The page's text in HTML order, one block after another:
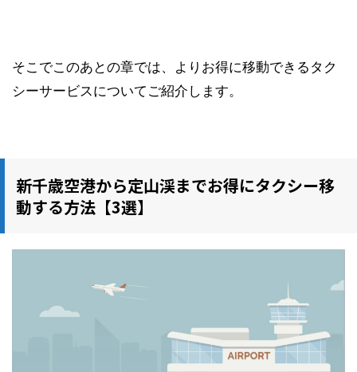
そこでこのあとの章では、よりお得に移動できるタク
シーサービスについてご紹介します。
新千歳空港から定山渓までお得にタクシー移
動する方法【3選】